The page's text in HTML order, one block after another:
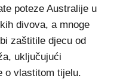
poteze Australije u
divova, a mnoge
zaštitile djecu od
uključujući
o vlastitom tijelu.